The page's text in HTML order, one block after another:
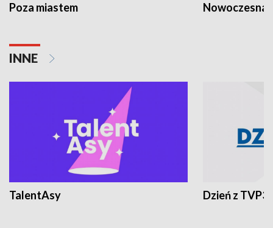
Poza miastem Nowoczesna
INNE
TalentAsy Dzień z TVP3